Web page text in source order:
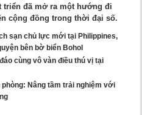
triển đã mở ra một hướng đi
cộng đồng trong thời đại số.
sạn chủ lực mới tại Philippines,
bên bờ biển Bohol
cùng vô vàn điều thú vị tại
Nâng tầm trải nghiệm với